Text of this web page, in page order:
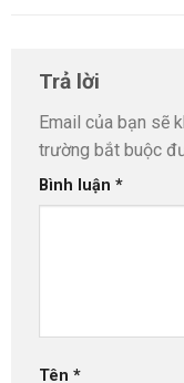
Trả lời
Email của bạn sẽ
trường bắt buộc
Bình luận *
Tên *